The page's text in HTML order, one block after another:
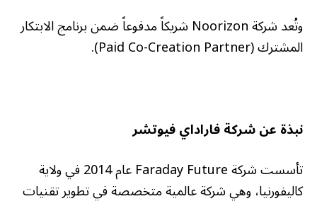
وتُعد شركة Noorizon شريكاً مدفوعاً ضمن برنامج الابتكار
المشترك (Paid Co-Creation Partner).
نبذة عن شركة فاراداي فيوتشر
تأسست شركة Faraday Future عام 2014 في ولاية
كاليفورنيا، وهي شركة عالمية متخصصة في تطوير تقنيات